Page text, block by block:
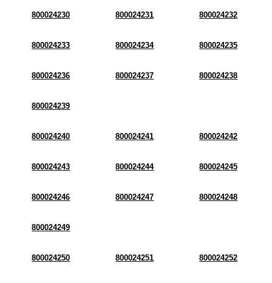
800024230 800024231 800024232
800024233 800024234 800024235
800024236 800024237 800024238
800024239
800024240 800024241 800024242
800024243 800024244 800024245
800024246 800024247 800024248
800024249
800024250 800024251 800024252